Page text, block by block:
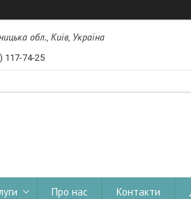
обл., Київ, Україна
117-74-25
Про нас Контакти